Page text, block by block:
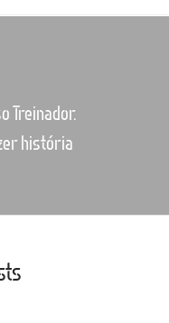
Treinador.
história